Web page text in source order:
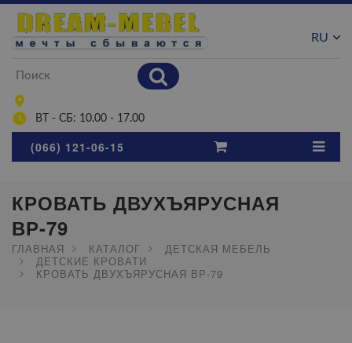
ВТ - СБ: 10.00 - 17.00
RU
(066) 121-06-15
КРОВАТЬ ДВУХЪЯРУСНАЯ
ВР-79
ГЛАВНАЯ КАТАЛОГ
ДЕТСКАЯ МЕБЕЛЬ
ДЕТСКИЕ КРОВАТИ
КРОВАТЬ ДВУХЪЯРУСНАЯ ВР-79